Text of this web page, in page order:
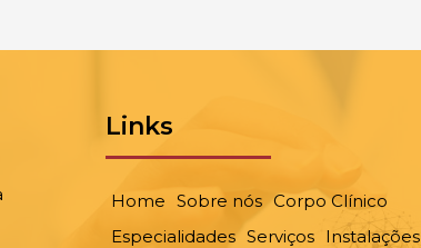
Links
Home Sobre nós Corpo Clínico
Especialidades Serviços Instalações